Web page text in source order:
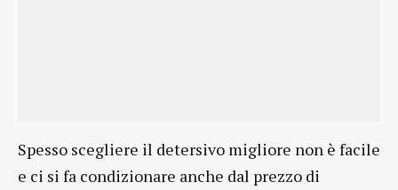
Spesso scegliere il detersivo migliore non è facile
e ci si fa condizionare anche dal prezzo di